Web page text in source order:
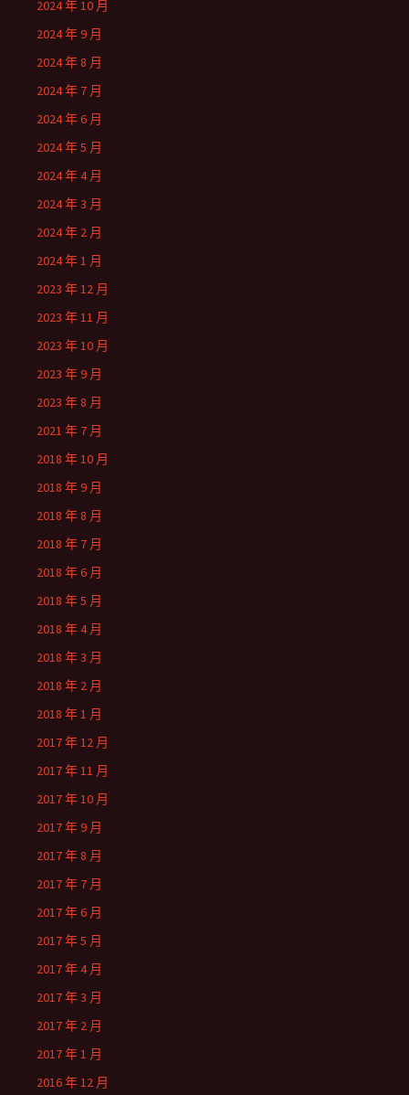
2024 年 10 月
2024 年 9 月
2024 年 8 月
2024 年 7 月
2024 年 6 月
2024 年 5 月
2024 年 4 月
2024 年 3 月
2024 年 2 月
2024 年 1 月
2023 年 12 月
2023 年 11 月
2023 年 10 月
2023 年 9 月
2023 年 8 月
2021 年 7 月
2018 年 10 月
2018 年 9 月
2018 年 8 月
2018 年 7 月
2018 年 6 月
2018 年 5 月
2018 年 4 月
2018 年 3 月
2018 年 2 月
2018 年 1 月
2017 年 12 月
2017 年 11 月
2017 年 10 月
2017 年 9 月
2017 年 8 月
2017 年 7 月
2017 年 6 月
2017 年 5 月
2017 年 4 月
2017 年 3 月
2017 年 2 月
2017 年 1 月
2016 年 12 月